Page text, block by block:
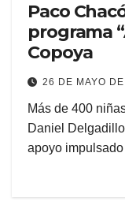
Paco
programa
Copoya
26 DE MAYO
Más de 400
Daniel
apoyo